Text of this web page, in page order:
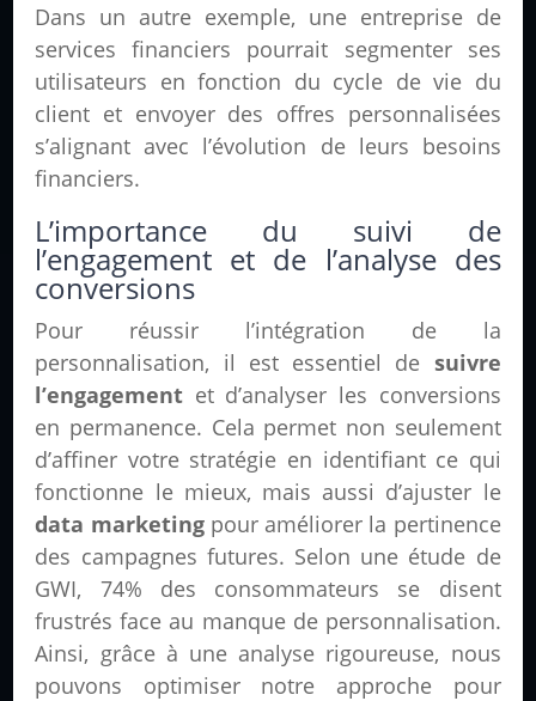
Dans un autre exemple, une entreprise de
services financiers pourrait segmenter ses
utilisateurs en fonction du cycle de vie du
client et envoyer des offres personnalisées
s’alignant avec l’évolution de leurs besoins
financiers.
L’importance du suivi de
l’engagement et de l’analyse des
conversions
Pour réussir l’intégration de la
personnalisation, il est essentiel de suivre
l’engagement et d’analyser les conversions
en permanence. Cela permet non seulement
d’affiner votre stratégie en identifiant ce qui
fonctionne le mieux, mais aussi d’ajuster le
data marketingpour améliorer la pertinence
des campagnes futures. Selon une étude de
GWI, 74% des consommateurs se disent
frustrés face au manque de personnalisation.
Ainsi, grâce à une analyse rigoureuse, nous
pouvons optimiser notre approche pour